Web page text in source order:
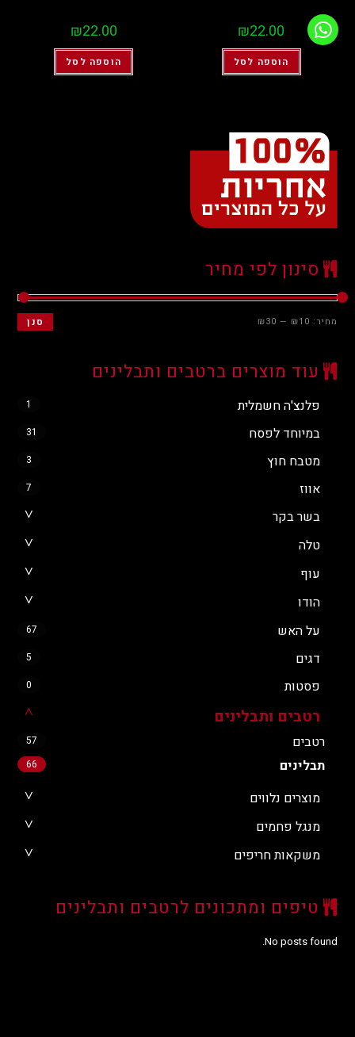
₪22.00
הוספה לסל
₪22.00
הוספה לסל
סינון לפי מחיר
סנן מחיר: ₪10
—
₪30
עוד מוצרים ברטבים ותבלינים
פלנצ'ה חשמלית 1
במיוחד לפסח 31
מטבח חוץ 3
אווז 7
בשר בקר
טלה
עוף
הודו
על האש
67
דגים 5
פסטות 0
רטבים ותבלינים
רטבים 57
תבלינים 66
מוצרים נלווים
מנגל פחמים
משקאות חריפים
טיפים ומתכונים לרטבים ותבלינים
No posts found.